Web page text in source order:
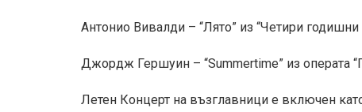
Антонио Вивалди – “Лято” из “Четири
Джордж Гершуин – “Summertime” из операта
Летен Концерт на възглавници е включен